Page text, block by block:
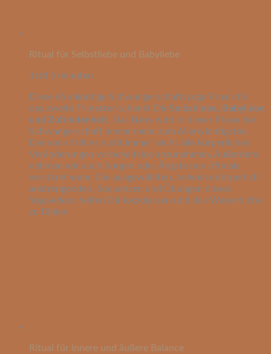
Ritual für Selbstliebe und Babyliebe
1std 5 minuten
Diese 65-minütige Schwangerschaftsyoga Praxis für
das zweite Trimester schenkt Dir Selbstliebe, Babyliebe
und Zufriedenheit. Das Baby wird in dieser Phase der
Schwangerschaft immer mehr zum Allerwichtigsten.
Dennoch fällt es nicht immer leicht alle körperlichen
Veränderungen vorbehaltslos anzunehmen. Außerdem
nehmen wir auch Sorgen oder Ängste nun oftmals
verstärkt wahr. Die ausgewählten, teilweise körperlich
anstrengenden, Sequenzen und Übungen dieses
Yogavideos helfen Dir loszulassen und das Wesentliche
zu fühlen.
Ritual für innere und äußere Balance